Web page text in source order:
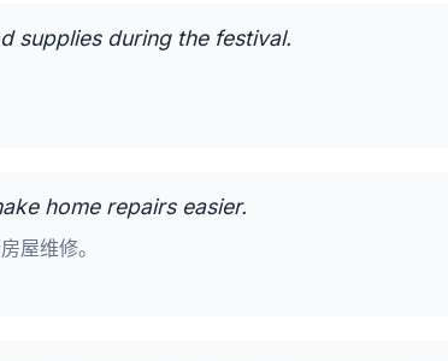
supplies during the festival.
home repairs easier.
屋维修。